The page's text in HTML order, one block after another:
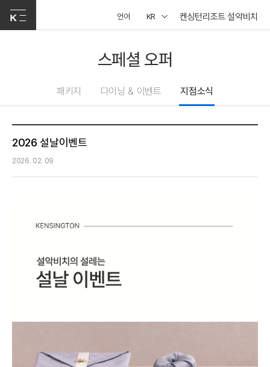
언어 KR 켄싱턴리조트 설악비치
스페셜 오퍼
패키지 다이닝 & 이벤트 지점소식
2026 설날이벤트
2026. 02. 09